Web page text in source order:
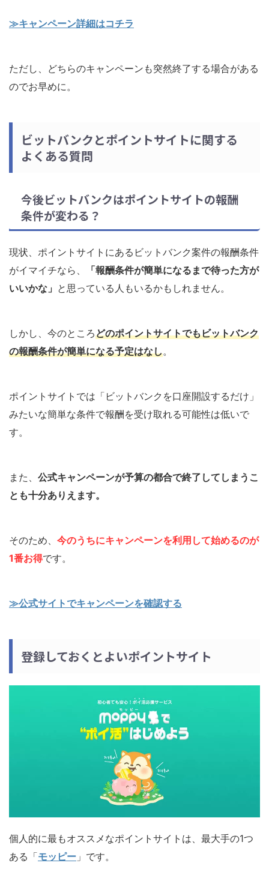
≫キャンペーン詳細はコチラ
ただし、どちらのキャンペーンも突然終了する場合がある
のでお早めに。
ビットバンクとポイントサイトに関する
よくある質問
今後ビットバンクはポイントサイトの報酬
条件が変わる？
現状、ポイントサイトにあるビットバンク案件の報酬条件
がイマイチなら、
「報酬条件が簡単になるまで待った方が
いいかな」 と思っている人もいるかもしれません。
しかし、今のところどのポイントサイトでもビットバンク
の報酬条件が簡単になる予定はなし。
ポイントサイトでは「ビットバンクを口座開設するだけ」
みたいな簡単な条件で報酬を受け取れる可能性は低いで
す。
また、 公式キャンペーンが予算の都合で終了してしまうこ
とも十分ありえます。
そのため、 今のうちにキャンペーンを利用して始めるのが
1番お得です。
≫公式サイトでキャンペーンを確認する
登録しておくとよいポイントサイト
個人的に最もオススメなポイントサイトは、最大手の1つ
ある「モッピー 」です。